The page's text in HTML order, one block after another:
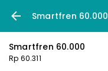
Smartfren 60.000
Smartfren 60.000
Rp 60.311